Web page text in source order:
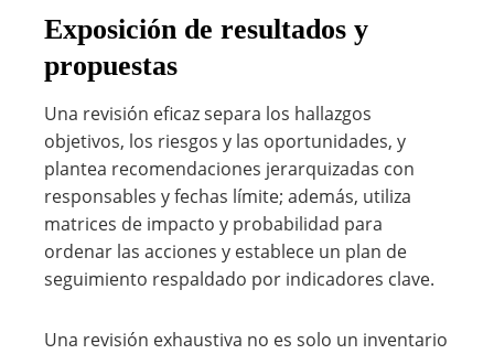
Exposición de resultados y
propuestas
Una revisión eficaz separa los hallazgos
objetivos, los riesgos y las oportunidades, y
plantea recomendaciones jerarquizadas con
responsables y fechas límite; además, utiliza
matrices de impacto y probabilidad para
ordenar las acciones y establece un plan de
seguimiento respaldado por indicadores clave.
Una revisión exhaustiva no es solo un inventario